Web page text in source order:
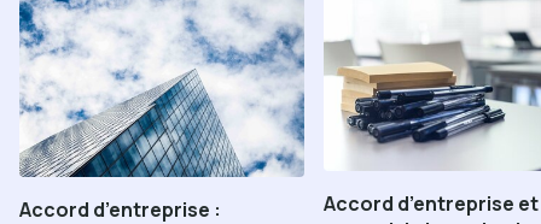
Accord d’entreprise :
Accord d’entreprise et